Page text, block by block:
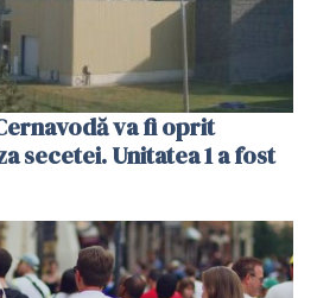
va fi oprit
secetei. Unitatea 1 a fost